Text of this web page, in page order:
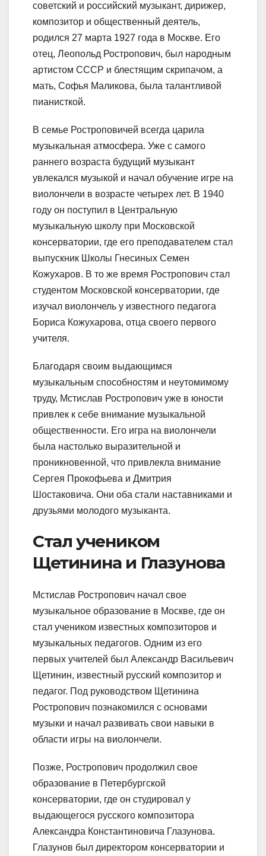
советский и российский музыкант, дирижер,
композитор и общественный деятель,
родился 27 марта 1927 года в Москве. Его
отец, Леопольд Ростропович, был народным
артистом СССР и блестящим скрипачом, а
мать, Софья Маликова, была талантливой
пианисткой.
В семье Ростроповичей всегда царила
музыкальная атмосфера. Уже с самого
раннего возраста будущий музыкант
увлекался музыкой и начал обучение игре на
виолончели в возрасте четырех лет. В 1940
году он поступил в Центральную
музыкальную школу при Московской
консерватории, где его преподавателем стал
выпускник Школы Гнесиных Семен
Кожухаров. В то же время Ростропович стал
студентом Московской консерватории, где
изучал виолончель у известного педагога
Бориса Кожухарова, отца своего первого
учителя.
Благодаря своим выдающимся
музыкальным способностям и неутомимому
труду, Мстислав Ростропович уже в юности
привлек к себе внимание музыкальной
общественности. Его игра на виолончели
была настолько выразительной и
проникновенной, что привлекла внимание
Сергея Прокофьева и Дмитрия
Шостаковича. Они оба стали наставниками и
друзьями молодого музыканта.
Стал учеником
Щетинина и Глазунова
Мстислав Ростропович начал свое
музыкальное образование в Москве, где он
стал учеником известных композиторов и
музыкальных педагогов. Одним из его
первых учителей был Александр Васильевич
Щетинин, известный русский композитор и
педагог. Под руководством Щетинина
Ростропович познакомился с основами
музыки и начал развивать свои навыки в
области игры на виолончели.
Позже, Ростропович продолжил свое
образование в Петербургской
консерватории, где он студировал у
выдающегося русского композитора
Александра Константиновича Глазунова.
Глазунов был директором консерватории и